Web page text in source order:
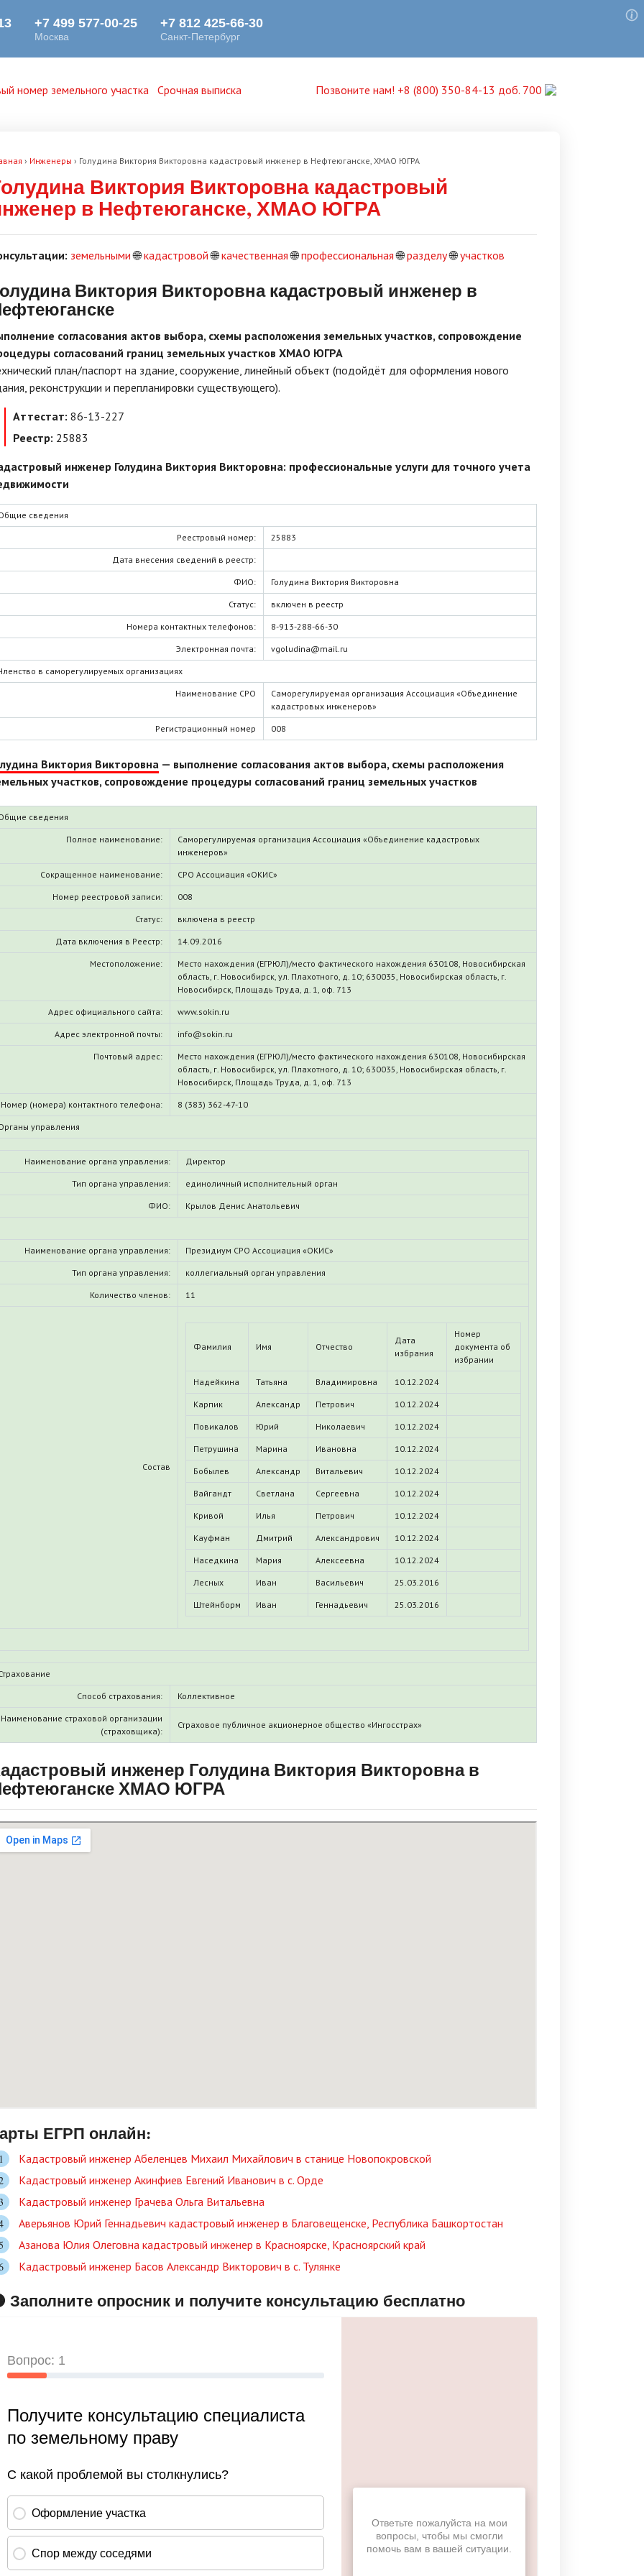
номер земельного участка Срочная выписка Позвоните нам! +8 (800) 350-84-13 доб. 700
› Инженеры › Голудина Виктория Викторовна кадастровый инженер в Нефтеюганске, ХМАО ЮГРА
Виктория Викторовна кадастровый
в Нефтеюганске, ХМАО ЮГРА
земельными🌐кадастровой🌐качественная🌐профессиональная🌐разделу🌐участков
Виктория Викторовна кадастровый инженер в
согласования актов выбора, схемы расположения земельных участков, сопровождение
согласований границ земельных участков ХМАО ЮГРА
план/паспорт на здание, сооружение, линейный объект (подойдёт для оформления нового
реконструкции и перепланировки существующего).
Аттестат: 86-13-227
Реестр: 25883
инженер Голудина Виктория Викторовна: профессиональные услуги для точного учета
сведения
Реестровый номер: 25883
Дата внесения сведений в реестр:
ФИО: Голудина Виктория Викторовна
Статус: включен в реестр
Номера контактных телефонов: 8-913-288-66-30
Электронная почта: vgoludina@mail.ru
в саморегулируемых организациях
Наименование СРО
Саморегулируемая организация Ассоциация «Объединение
кадастровых инженеров»
Регистрационный номер 008
Виктория Викторовна — выполнение согласования актов выбора, схемы расположения
участков, сопровождение процедуры согласований границ земельных участков
сведения
Полное наименование:
Саморегулируемая организация Ассоциация «Объединение кадастровых
инженеров»
Сокращенное наименование: СРО Ассоциация «ОКИС»
Номер реестровой записи: 008
Статус: включена в реестр
Дата включения в Реестр: 14.09.2016
Местоположение:
Место нахождения (ЕГРЮЛ)/место фактического нахождения 630108, Новосибирская
область, г. Новосибирск, ул. Плахотного, д. 10; 630035, Новосибирская область, г.
Новосибирск, Площадь Труда, д. 1, оф. 713
Адрес официального сайта: www.sokin.ru
Адрес электронной почты: info@sokin.ru
Почтовый адрес:
Место нахождения (ЕГРЮЛ)/место фактического нахождения 630108, Новосибирская
область, г. Новосибирск, ул. Плахотного, д. 10; 630035, Новосибирская область, г.
Новосибирск, Площадь Труда, д. 1, оф. 713
Номер (номера) контактного телефона: 8 (383) 362-47-10
управления
Наименование органа управления: Директор
Тип органа управления: единоличный исполнительный орган
ФИО: Крылов Денис Анатольевич
Наименование органа управления: Президиум СРО Ассоциация «ОКИС»
Тип органа управления: коллегиальный орган управления
Количество членов: 11
Состав
Фамилия Имя Отчество
Дата
избрания
Номер
документа об
избрании
Надейкина Татьяна Владимировна 10.12.2024
Карпик Александр Петрович 10.12.2024
Повикалов Юрий Николаевич 10.12.2024
Петрушина Марина Ивановна 10.12.2024
Бобылев Александр Витальевич 10.12.2024
Вайгандт Светлана Сергеевна 10.12.2024
Кривой Илья Петрович 10.12.2024
Кауфман Дмитрий Александрович 10.12.2024
Наседкина Мария Алексеевна 10.12.2024
Лесных Иван Васильевич 25.03.2016
Штейнборм Иван Геннадьевич 25.03.2016
Способ страхования: Коллективное
Наименование страховой организации
(страховщика):
Страховое публичное акционерное общество «Ингосстрах»
инженер Голудина Виктория Викторовна в
ХМАО ЮГРА
ЕГРП онлайн:
Кадастровый инженер Абеленцев Михаил Михайлович в станице Новопокровской
Кадастровый инженер Акинфиев Евгений Иванович в c. Орде
Кадастровый инженер Грачева Ольга Витальевна
Аверьянов Юрий Геннадьевич кадастровый инженер в Благовещенске, Республика Башкортостан
Азанова Юлия Олеговна кадастровый инженер в Красноярске, Красноярский край
Кадастровый инженер Басов Александр Викторович в c. Тулянке
Заполните опросник и получите консультацию бесплатно